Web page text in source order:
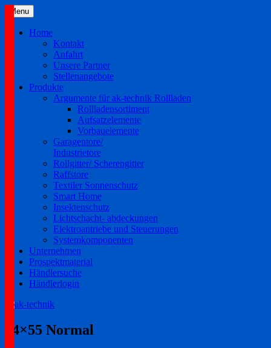
Skip
content
Menu
Home
Kontakt
Anfahrt
Unsere Partner
Stellenangebote
Produkte
Argumente für ak-technik Rollladen
Rollladensortiment
Aufsatzelemente
Vorbauelemente
Garagentore/
Industrietore
Rollgitter/ Scherengitter
Raffstore
Textiler Sonnenschutz
Smart Home
Insektenschutz
Lichtschacht- abdeckungen
Elektroantriebe und Steuerungen
Systemkomponenten
Unternehmen
Prospektmaterial
Händlersuche
Händlerlogin
ak-technik
14×55 Normal